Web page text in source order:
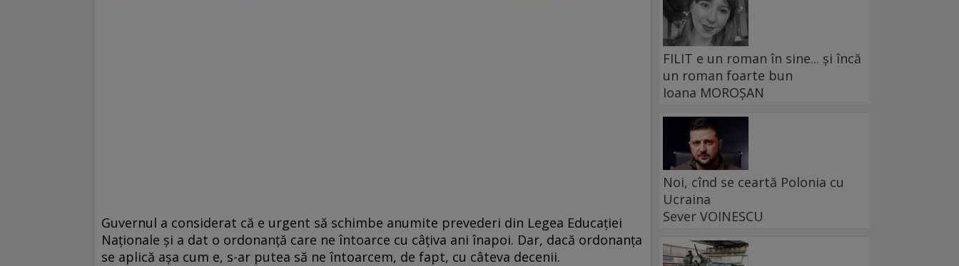
Guvernul a considerat că e urgent să schimbe anumite prevederi din Legea Educaţiei
Naţionale şi a dat o ordonanţă care ne întoarce cu câţiva ani înapoi. Dar, dacă ordonanţa
se aplică aşa cum e, s-ar putea să ne întoarcem, de fapt, cu câteva decenii.
FILIT e un roman în sine... și încă
un roman foarte bun
Ioana MOROȘAN
Noi, cînd se ceartă Polonia cu
Ucraina
Sever VOINESCU